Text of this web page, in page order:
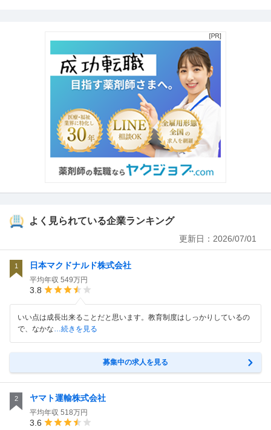
よく見られている企業ランキング
更新日： 2026/07/01
1 日本マクドナルド株式会社
平均年収 549万円
3.8
いい点は成長出来ることだと思います。教育制度はしっかりしているの
で、なかな…続きを見る
募集中の求人を見る
2 ヤマト運輸株式会社
平均年収 518万円
3.6